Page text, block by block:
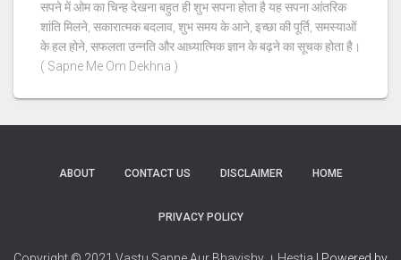
सपने में ओम का चिन्ह देखना बहुत ही शुभ सपना होता है यह सपना आंतरिक
शांति मिलने, सकारात्मक बदलाव, शुभ समय के आने, इच्छा की पूर्ति, समस्याओं
के हल होने, सफलता उन्नति और आध्यात्मिक ज्ञान के बढ़ने का सूचक होता है।
( Sapne Me Om Dekhna )
ABOUT CONTACT US DISCLAIMER HOME
PRIVACY POLICY